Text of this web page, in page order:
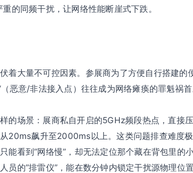
的同频干扰，让网络性能断崖式下跌。
着大量不可控因素。参展商为了方便自行搭建的
恶意/非法接入点）往往成为网络瘫痪的罪魁祸首
的场景：展商私自开启的5GHz频段热点，直接
20ms飙升至2000ms以上。这类问题排查难度
能看到”网络慢”，却无法定位那个藏在背包里的
员的”排雷仪”，能在数分钟内锁定干扰源物理位